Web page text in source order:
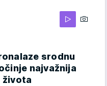
srodnu
najvažnija
života